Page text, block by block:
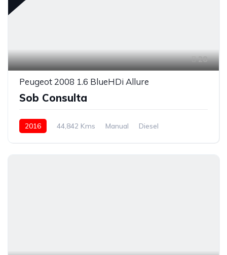
28
Peugeot 2008 1.6 BlueHDi Allure
Sob Consulta
2016 44,842 Kms Manual Diesel